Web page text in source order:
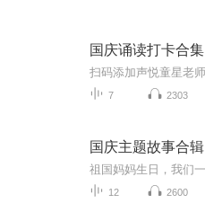
国庆诵读打卡合集
7 2303
国庆主题故事合辑
12 2600